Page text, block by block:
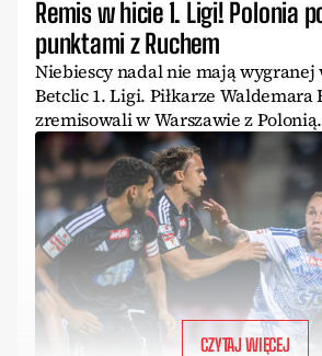
Remis w hicie 1. Ligi! Polonia
punktami z Ruchem
Niebiescy nadal nie mają wygranej
Betclic 1. Ligi. Piłkarze Waldemara
zremisowali w Warszawie z Polonią.
CZYTAJ WIĘCEJ